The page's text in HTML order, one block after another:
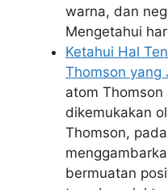
warna, dan
Mengetahui
Ketahui Hal
Thomson yang
atom
dikemukakan
Thomson,
bermuatan